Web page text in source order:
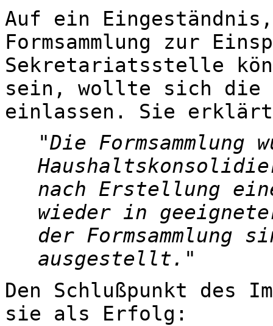
Auf ein
Formsammlung zur
Sekretariatsstelle
sein, wollte sich die
einlassen. Sie
Die Formsammlung
nach Erstellung
wieder in
der
ausgestellt.
Den Schlußpunkt des
sie als Erfolg: